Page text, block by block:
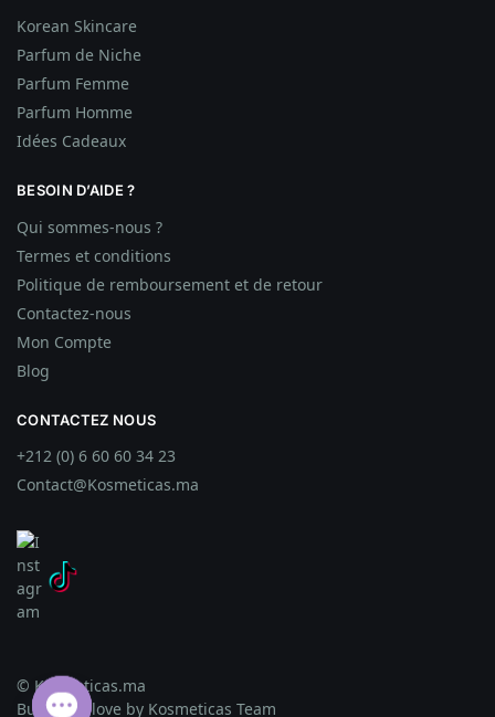
Korean Skincare
Parfum de Niche
Parfum Femme
Parfum Homme
Idées Cadeaux
BESOIN D’AIDE ?
Qui sommes-nous ?
Termes et conditions
Politique de remboursement et de retour
Contactez-nous
Mon Compte
Blog
CONTACTEZ NOUS
+212 (0) 6 60 60 34 23
Contact@Kosmeticas.ma
© Kosmeticas.ma
Built with love by Kosmeticas Team